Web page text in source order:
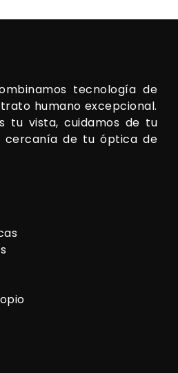
tecnología de
humano excepcional.
tu vista, cuidamos de tu
cercanía de tu óptica de